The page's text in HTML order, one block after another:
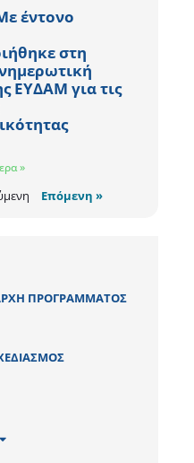
έντονο
στη
ΕΥΔΑΜ για τις
»
Επόμενη »
ΑΡΧΗ ΠΡΟΓΡΑΜΜΑΤΟΣ